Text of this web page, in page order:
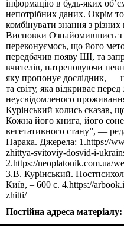
Постійна адреса матеріалу: